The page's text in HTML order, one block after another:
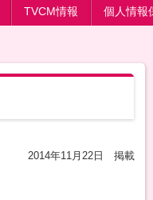
TVCM情報 個人情報
2014年11月22日 掲載